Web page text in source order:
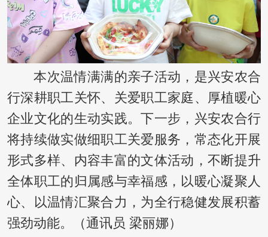
本次温情满满的亲子活动，是兴安农合
行深耕职工关怀、关爱职工家庭、厚植暖心
企业文化的生动实践。下一步，兴安农合行
将持续做实做细职工关爱服务，常态化开展
形式多样、内容丰富的文体活动，不断提升
全体职工的归属感与幸福感，以暖心凝聚人
心、以温情汇聚合力，为全行稳健发展积蓄
强劲动能。（通讯员 梁丽娜）